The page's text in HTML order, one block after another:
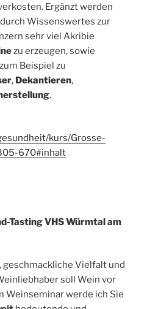
Ergänzt werden
Wissenswertes zur
sehr viel Akribie
zu erzeugen, sowie
Beispiel zu
, Dekantieren,
.
kurs/Grosse-
670#inhalt
Tasting VHS Würmtal am
geschmackliche Vielfalt und
soll Wein vor
Weinseminar werde ich Sie